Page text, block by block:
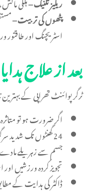
پٹھوں کی تربیت –
اسٹریچنگ اور طاقتور
بعد از علاج
ٹرگر پوائنٹ تھراپی کے
اگر ضرورت ہو تو
24 گھنٹوں تک شدید سرگرمیوں سے پرہیز کریں۔
جسم سے زہریلے
تجویز کردہ ورزشیں
ڈاکٹر کی ہدایت کے